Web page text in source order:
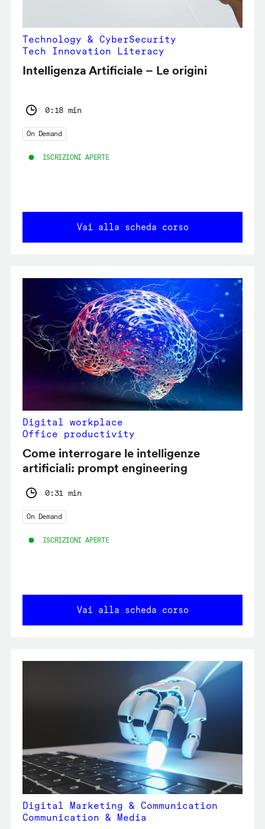
Technology & CyberSecurity
Tech Innovation Literacy
Intelligenza Artificiale – Le origini
0:18 min
On Demand
ISCRIZIONI APERTE
Vai alla scheda corso
Digital workplace
Office productivity
Come interrogare le intelligenze
artificiali: prompt engineering
0:31 min
On Demand
ISCRIZIONI APERTE
Vai alla scheda corso
Digital Marketing & Communication
Communication & Media